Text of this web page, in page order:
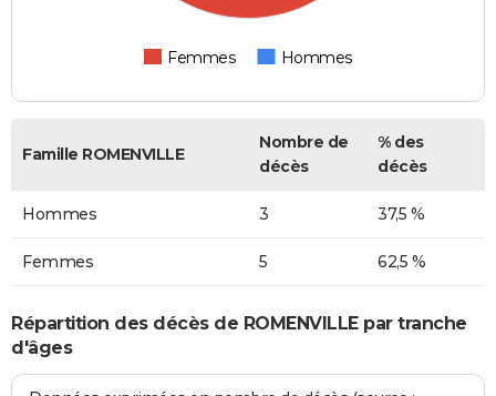
Femmes Hommes
Famille ROMENVILLE
Nombre de
décès
% des
décès
Hommes 3 37,5 %
Femmes 5 62,5 %
Répartition des décès de ROMENVILLE par tranche
d'âges